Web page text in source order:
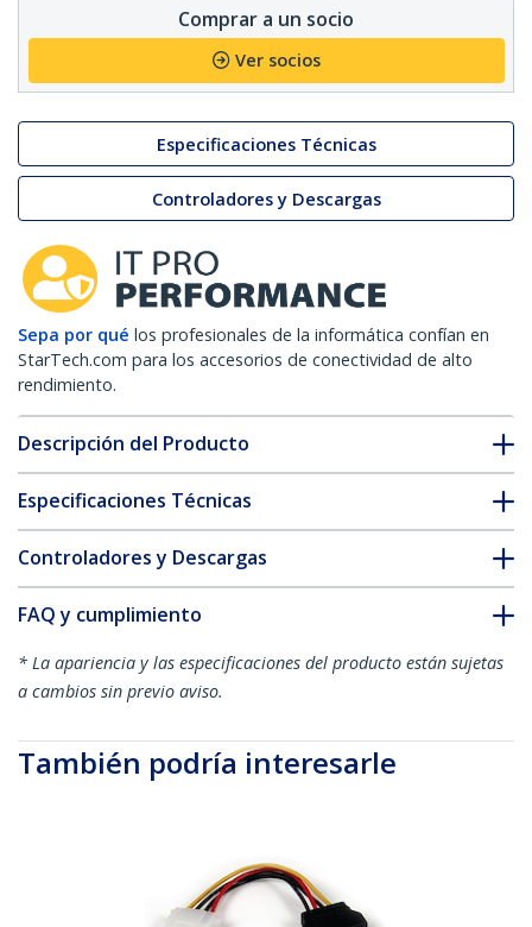
Comprar a un socio
Ver socios
Especificaciones Técnicas
Controladores y Descargas
Sepa por qué los profesionales de la informática confían en
StarTech.com para los accesorios de conectividad de alto
rendimiento.
Descripción del Producto
Especificaciones Técnicas
Controladores y Descargas
FAQ y cumplimiento
* La apariencia y las especificaciones del producto están sujetas
a cambios sin previo aviso.
También podría interesarle